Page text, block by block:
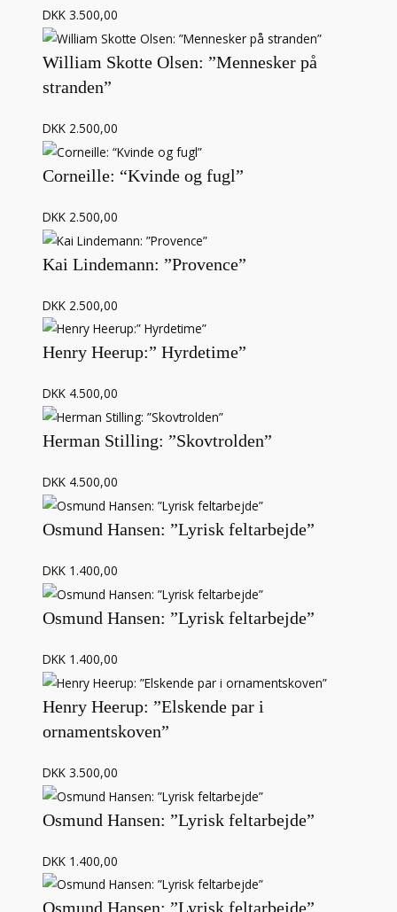
DKK 3.500,00
William Skotte Olsen: ”Mennesker på
stranden”
DKK 2.500,00
Corneille: “Kvinde og fugl”
DKK 2.500,00
Kai Lindemann: ”Provence”
DKK 2.500,00
Henry Heerup:” Hyrdetime”
DKK 4.500,00
Herman Stilling: ”Skovtrolden”
DKK 4.500,00
Osmund Hansen: ”Lyrisk feltarbejde”
DKK 1.400,00
Osmund Hansen: ”Lyrisk feltarbejde”
DKK 1.400,00
Henry Heerup: ”Elskende par i
ornamentskoven”
DKK 3.500,00
Osmund Hansen: ”Lyrisk feltarbejde”
DKK 1.400,00
Osmund Hansen: ”Lyrisk feltarbejde”